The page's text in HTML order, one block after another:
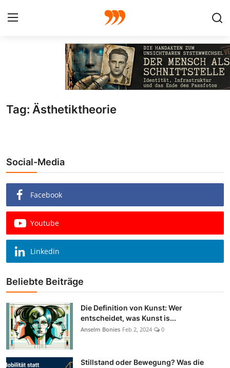
Galerie
Redaktion
Beiträge
Vorproduktion
Tag: Ästhetiktheorie
Social-Media
Facebook
Youtube
Linkedin
Beliebte Beiträge
Die Definition von Kunst: Wer
entscheidet, was Kunst is...
Anselm Bonies Feb 2, 2024 0
Stillstand oder Bewegung? Was die